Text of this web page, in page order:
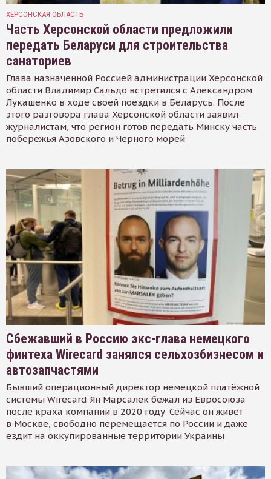
ХЕРСОНСКАЯ ОБЛАСТЬ
Часть Херсонской области предложили
передать Беларуси для строительства
санаториев
Глава назначенной Россией администрации Херсонской
области Владимир Сальдо встретился с Александром
Лукашенко в ходе своей поездки в Беларусь. После
этого разговора глава Херсонской области заявил
журналистам, что регион готов передать Минску часть
побережья Азовского и Черного морей
Сбежавший в Россию экс-глава немецкого
финтеха Wirecard занялся сельхозбизнесом и
автозапчастями
Бывший операционный директор немецкой платёжной
системы Wirecard Ян Марсалек бежал из Евросоюза
после краха компании в 2020 году. Сейчас он живёт
в Москве, свободно перемещается по России и даже
ездит на оккупированные территории Украины